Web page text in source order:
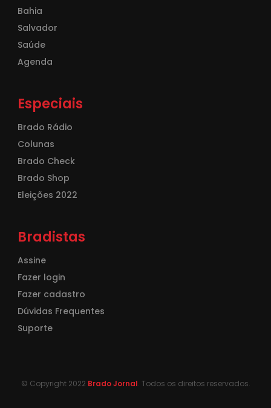
Bahia
Salvador
Saúde
Agenda
Especiais
Brado Rádio
Colunas
Brado Check
Brado Shop
Eleições 2022
Bradistas
Assine
Fazer login
Fazer cadastro
Dúvidas Frequentes
Suporte
© Copyright 2022 Brado Jornal. Todos os direitos reservados.